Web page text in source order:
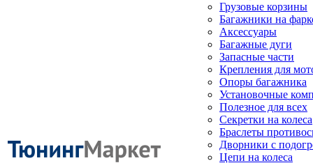
Грузовые корзины
Багажники на
Аксессуары
Багажные дуги
Запасные части
Крепления для
Опоры багажника
Установочные
Полезное для всех
Секретки на колеса
Браслеты
Дворники с
Цепи на колеса